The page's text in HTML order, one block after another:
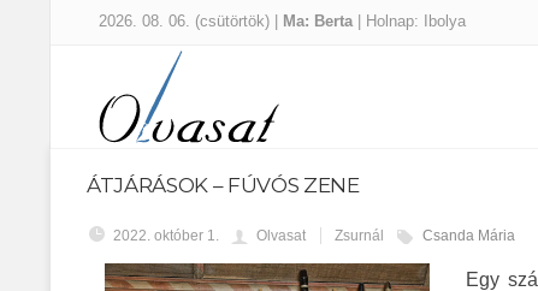
2026. 08. 06. (csütörtök) | Ma: Berta | Holnap: Ibolya
ÁTJÁRÁSOK – FÚVÓS ZENE
2022. október 1. Olvasat Zsurnál Csanda Mária
Egy